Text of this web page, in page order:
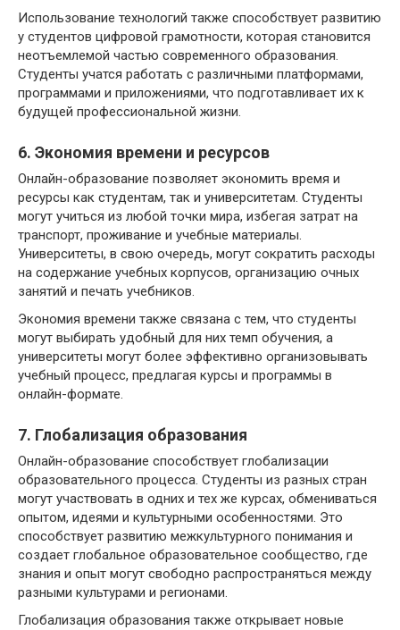
Использование технологий также способствует развитию
у студентов цифровой грамотности, которая становится
неотъемлемой частью современного образования.
Студенты учатся работать с различными платформами,
программами и приложениями, что подготавливает их к
будущей профессиональной жизни.
6. Экономия времени и ресурсов
Онлайн-образование позволяет экономить время и
ресурсы как студентам, так и университетам. Студенты
могут учиться из любой точки мира, избегая затрат на
транспорт, проживание и учебные материалы.
Университеты, в свою очередь, могут сократить расходы
на содержание учебных корпусов, организацию очных
занятий и печать учебников.
Экономия времени также связана с тем, что студенты
могут выбирать удобный для них темп обучения, а
университеты могут более эффективно организовывать
учебный процесс, предлагая курсы и программы в
онлайн-формате.
7. Глобализация образования
Онлайн-образование способствует глобализации
образовательного процесса. Студенты из разных стран
могут участвовать в одних и тех же курсах, обмениваться
опытом, идеями и культурными особенностями. Это
способствует развитию межкультурного понимания и
создает глобальное образовательное сообщество, где
знания и опыт могут свободно распространяться между
разными культурами и регионами.
Глобализация образования также открывает новые